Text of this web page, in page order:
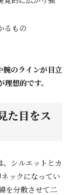
るもの
腕のラインが目立
想的です。
た目をス
、シルエットとカ
ックになってい
を分散させて二